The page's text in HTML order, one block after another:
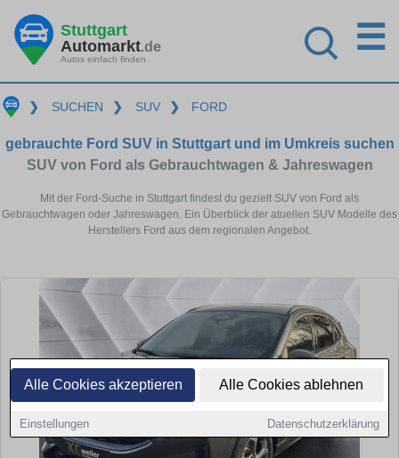
Alle Cookies akzeptieren Alle Cookies ablehnen
Einstellungen Datenschutzerklärung
Stuttgart
Automarkt.de
Autos einfach finden
☰
❯ SUCHEN ❯ SUV ❯ FORD
gebrauchte Ford SUV in Stuttgart und im Umkreis suchen
SUV von Ford als Gebrauchtwagen & Jahreswagen
Mit der Ford-Suche in Stuttgart findest du gezielt SUV von Ford als
Gebrauchtwagen oder Jahreswagen. Ein Überblick der atuellen SUV Modelle des
Herstellers Ford aus dem regionalen Angebot.